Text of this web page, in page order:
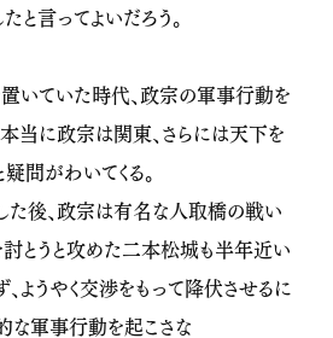
と言ってよいだろう。
いていた時代、政宗の軍事行動を
本当に政宗は関東、さらには天下を
問がわいてくる。
た後、政宗は有名な人取橋の戦い
とうと攻めた二本松城も半年近い
ようやく交渉をもって降伏させるに
な軍事行動を起こさな